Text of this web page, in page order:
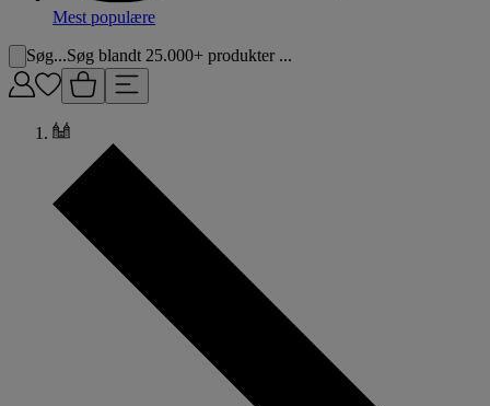
Mest populære
Søg...Søg blandt 25.000+ produkter ...